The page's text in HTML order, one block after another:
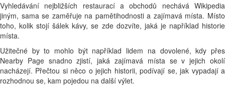
Vyhledávání nejbližších restaurací a obchodů nechává Wikipedia
jiným, sama se zaměřuje na pamětihodnosti a zajímavá místa. Místo
toho, kolik stojí šálek kávy, se zde dozvíte, jaká je například historie
místa.
Užitečné by to mohlo být například lidem na dovolené, kdy přes
Nearby Page snadno zjistí, jaká zajímavá místa se v jejich okolí
nacházejí. Přečtou si něco o jejich historii, podívají se, jak vypadají a
rozhodnou se, kam pojedou na další výlet.